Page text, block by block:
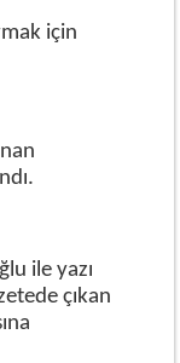
için
ile yazı
çıkan